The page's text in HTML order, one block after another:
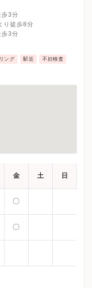
歩3分
り徒歩8分
歩3分
ング 駅近 不妊検査
金 土 日
〇
〇